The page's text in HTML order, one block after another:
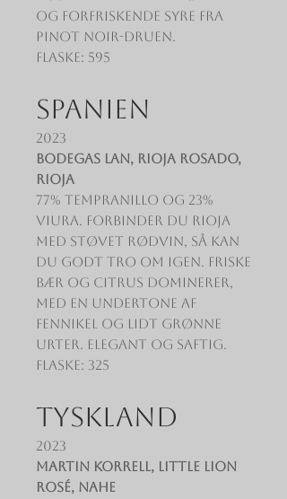
og forfriskende syre fra
Pinot Noir-druen.
Flaske: 595
SPANIEN
2023
Bodegas LAN, Rioja Rosado,
Rioja
77% Tempranillo og 23%
Viura. Forbinder du Rioja
med støvet rødvin, så kan
du godt tro om igen. Friske
bær og citrus dominerer,
med en undertone af
fennikel og lidt grønne
urter. Elegant og saftig.
Flaske: 325
TYSKLAND
2023
Martin Korrell, Little Lion
Rosé, Nahe